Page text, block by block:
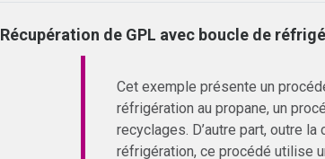
Récupération de GPL avec boucle de
Cet exemple présente un
réfrigération au propane, un
recyclages. D’autre part, outre
réfrigération, ce procédé utilise